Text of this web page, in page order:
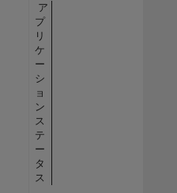
ア
プ
リ
ケ
ー
シ
ョ
ン
ス
テ
ー
タ
ス